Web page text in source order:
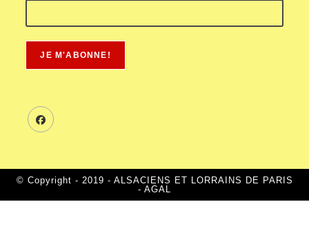
© Copyright - 2019 - ALSACIENS ET LORRAINS DE PARIS
- AGAL